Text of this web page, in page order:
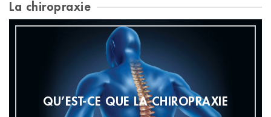
La chiropraxie
QU’EST-CE QUE LA CHIROPRAXIE